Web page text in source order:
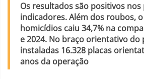
Os resultados são positivos
indicadores. Além dos roubos,
homicídios caiu 34,7% na
e 2024. No braço orientativo
instaladas 16.328 placas
anos da operação